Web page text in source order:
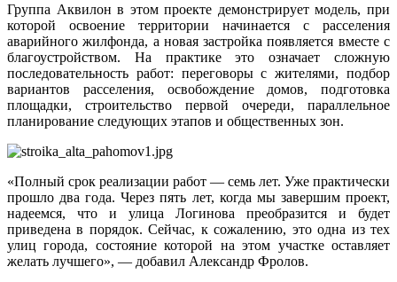
Группа Аквилон в этом проекте демонстрирует модель, при
которой освоение территории начинается с расселения
аварийного жилфонда, а новая застройка появляется вместе с
благоустройством. На практике это означает сложную
последовательность работ: переговоры с жителями, подбор
вариантов расселения, освобождение домов, подготовка
площадки, строительство первой очереди, параллельное
планирование следующих этапов и общественных зон.
«Полный срок реализации работ — семь лет. Уже практически
прошло два года. Через пять лет, когда мы завершим проект,
надеемся, что и улица Логинова преобразится и будет
приведена в порядок. Сейчас, к сожалению, это одна из тех
улиц города, состояние которой на этом участке оставляет
желать лучшего», — добавил Александр Фролов.